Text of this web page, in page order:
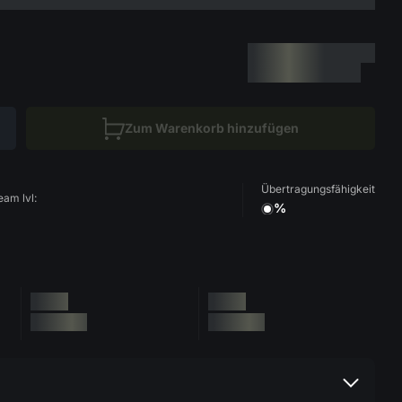
Zum Warenkorb hinzufügen
lvl:
Übertragungsfähigkeit
%